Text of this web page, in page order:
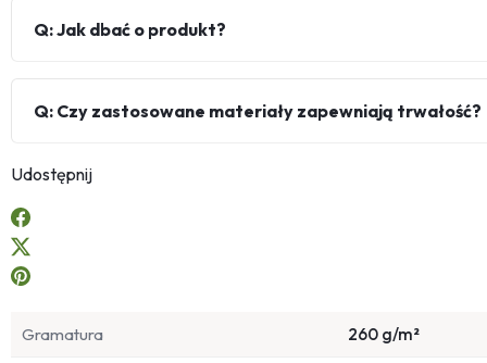
Q: Jak dbać o produkt?
Q: Czy zastosowane materiały zapewniają trwałość?
Udostępnij
Gramatura 260 g/m²